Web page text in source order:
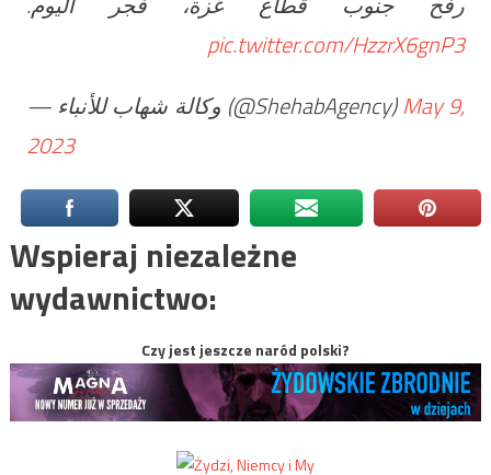
pic.twitter.com/HzzrX6gnP3
— وكالة شهاب للأنباء (@ShehabAgency)May 9,
2023
Wspieraj niezależne
wydawnictwo:
Czy jest jeszcze naród polski?